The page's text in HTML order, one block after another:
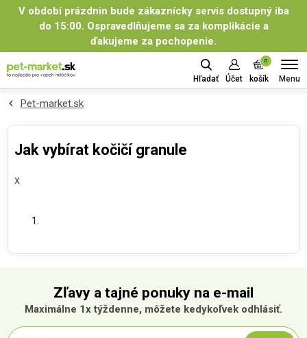
V období prázdnin bude zákaznícky servis dostupný iba
do 15:00. Ospravedlňujeme sa za komplikácie a
ďakujeme za pochopenie.
Hľadať Účet
0
košík Menu
Pet-market.sk
Jak vybírat kočičí granule
x
Zľavy a tajné ponuky na e-mail
Maximálne 1x týždenne, môžete kedykoľvek odhlásiť.